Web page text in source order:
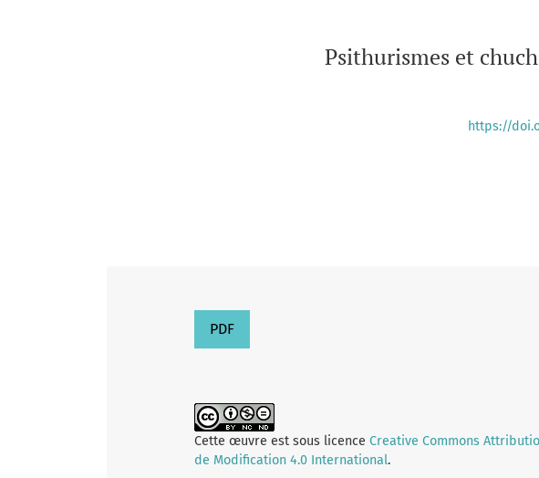
Psithurismes et
https://
PDF
Cette œuvre est sous licence Creative Commons
de Modification 4.0 International.